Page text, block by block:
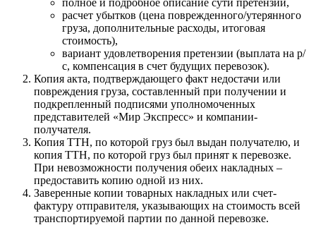
расчет убытков (цена поврежденного/утерянного
груза, дополнительные расходы, итоговая
стоимость),
вариант удовлетворения претензии (выплата на р/
с, компенсация в счет будущих перевозок).
Копия акта, подтверждающего факт недостачи или
повреждения груза, составленный при получении и
подкрепленный подписями уполномоченных
представителей «Мир Экспресс» и компании-
получателя.
Копия ТТН, по которой груз был выдан получателю, и
копия ТТН, по которой груз был принят к перевозке.
При невозможности получения обеих накладных –
предоставить копию одной из них.
Заверенные копии товарных накладных или счет-
фактуру отправителя, указывающих на стоимость всей
транспортируемой партии по данной перевозке.